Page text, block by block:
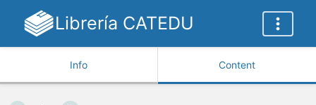
Librería CATEDU
Info Content